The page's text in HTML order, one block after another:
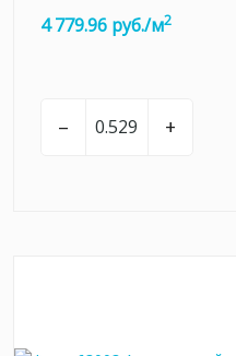
4 779.96 руб./м2
– +